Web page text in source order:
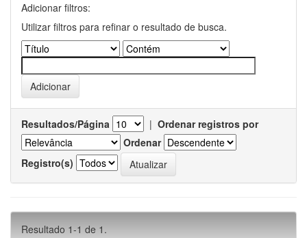
Adicionar filtros:
Utilizar filtros para refinar o resultado de busca.
Resultados/Página | Ordenar registros por
Ordenar
Registro(s)
Resultado 1-1 de 1.